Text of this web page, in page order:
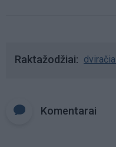
Raktažodžiai
Komentarai